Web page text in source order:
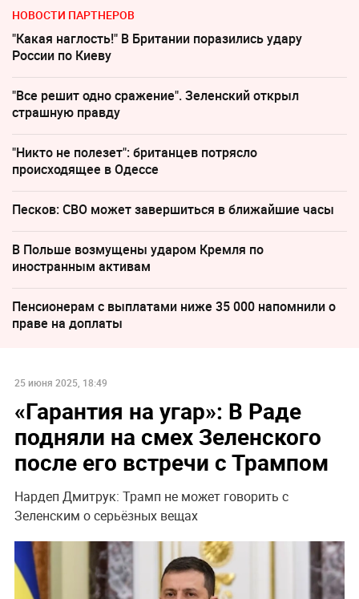
НОВОСТИ ПАРТНЕРОВ
"Какая наглость!" В Британии поразились удару
России по Киеву
"Все решит одно сражение". Зеленский открыл
страшную правду
"Никто не полезет": британцев потрясло
происходящее в Одессе
Песков: СВО может завершиться в ближайшие часы
В Польше возмущены ударом Кремля по
иностранным активам
Пенсионерам с выплатами ниже 35 000 напомнили о
праве на доплаты
25 июня 2025, 18:49
«Гарантия на угар»: В Раде
подняли на смех Зеленского
после его встречи с Трампом
Нардеп Дмитрук: Трамп не может говорить с
Зеленским о серьёзных вещах